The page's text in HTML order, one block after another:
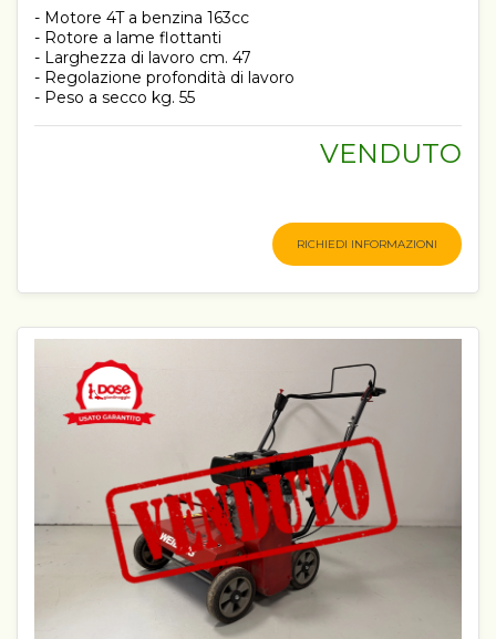
- Motore 4T a benzina 163cc
- Rotore a lame flottanti
- Larghezza di lavoro cm. 47
- Regolazione profondità di lavoro
- Peso a secco kg. 55
VENDUTO
RICHIEDI INFORMAZIONI